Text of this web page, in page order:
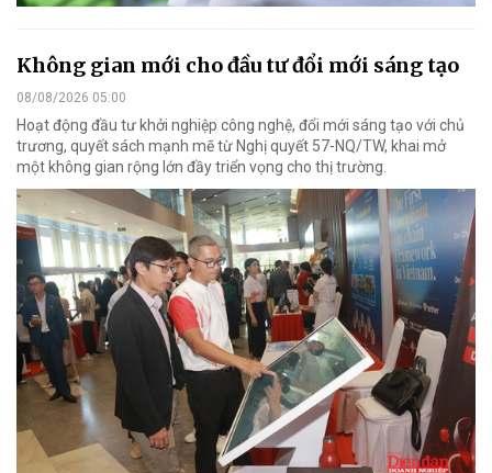
Không gian mới cho đầu tư đổi mới sáng tạo
08/08/2026 05:00
Hoạt động đầu tư khởi nghiệp công nghệ, đổi mới sáng tạo với chủ
trương, quyết sách mạnh mẽ từ Nghị quyết 57-NQ/TW, khai mở
một không gian rộng lớn đầy triển vọng cho thị trường.